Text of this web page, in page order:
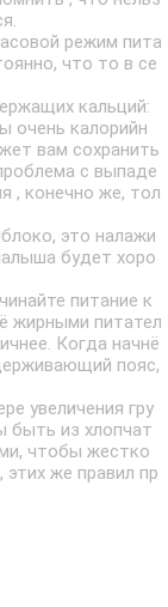
режим пита
что то в се
кальций:
очень калорийн
вам сохранить
с выпаде
, конечно же, тол
это налажи
будет хоро
питание к
жирными питател
Когда начнё
пояс,
увеличения гру
быть из хлопчат
чтобы жестко
этих же правил пр